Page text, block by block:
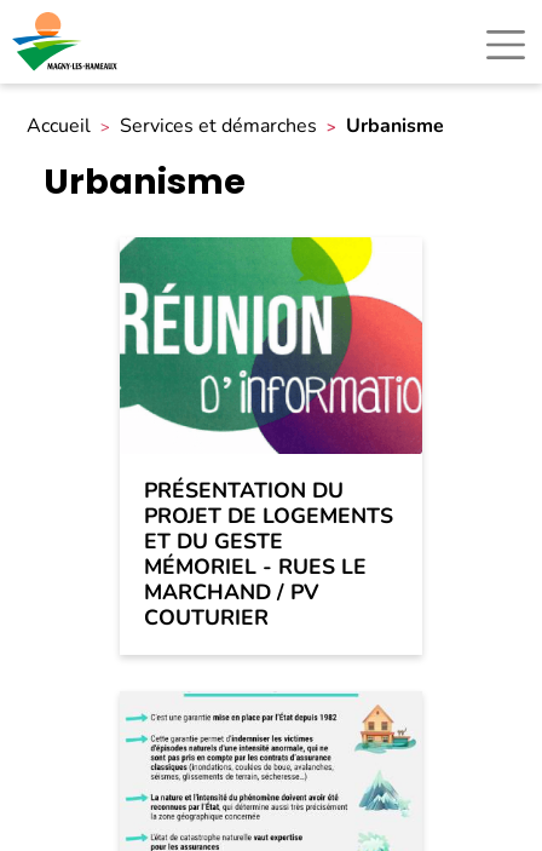
Accueil Services et démarches Urbanisme
Urbanisme
PRÉSENTATION DU
PROJET DE LOGEMENTS
ET DU GESTE
MÉMORIEL - RUES LE
MARCHAND / PV
COUTURIER